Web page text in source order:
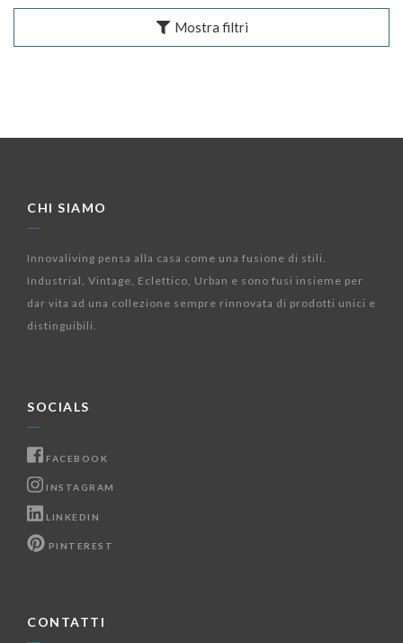
Mostra filtri
CHI SIAMO
Innovaliving pensa alla casa come una fusione di stili.
Industrial, Vintage, Eclettico, Urban e sono fusi insieme per
dar vita ad una collezione sempre rinnovata di prodotti unici e
distinguibili.
SOCIALS
FACEBOOK
INSTAGRAM
LINKEDIN
PINTEREST
CONTATTI